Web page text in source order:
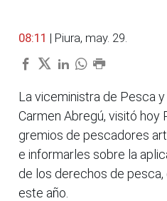
08:11 | Piura, may. 29.
La viceministra de Pesca
Carmen Abregú, visitó hoy
gremios de pescadores
e informarles sobre la
de los derechos de pesca,
este año.